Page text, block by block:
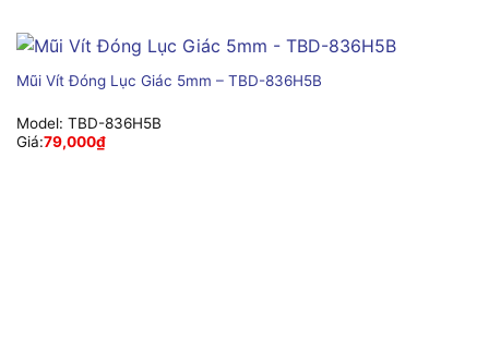
Mũi Vít Đóng Lục Giác 5mm – TBD-836H5B
Model: TBD-836H5B
Giá:79,000₫